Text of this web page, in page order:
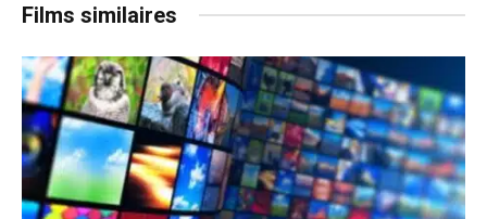
Films similaires